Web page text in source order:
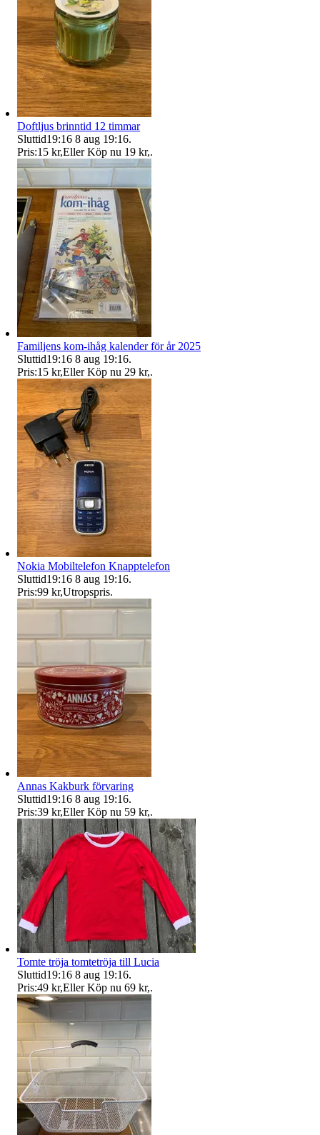
Doftljus brinntid 12 timmar
Sluttid19:16 8 aug 19:16.
Pris:15 kr,Eller Köp nu 19 kr,.
Familjens kom-ihåg kalender för år 2025
Sluttid19:16 8 aug 19:16.
Pris:15 kr,Eller Köp nu 29 kr,.
Nokia Mobiltelefon Knapptelefon
Sluttid19:16 8 aug 19:16.
Pris:99 kr,Utropspris.
Annas Kakburk förvaring
Sluttid19:16 8 aug 19:16.
Pris:39 kr,Eller Köp nu 59 kr,.
Tomte tröja tomtetröja till Lucia
Sluttid19:16 8 aug 19:16.
Pris:49 kr,Eller Köp nu 69 kr,.